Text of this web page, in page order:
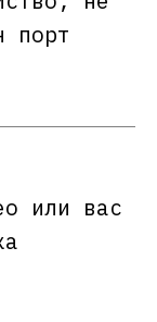
порт
или вас